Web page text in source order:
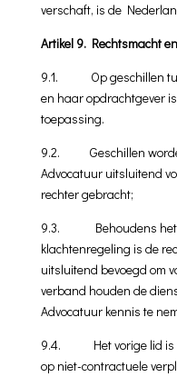
verschaft, is de
Artikel 9. Rechtsmacht
9.1. Op geschillen
en haar opdrachtgever
toepassing.
9.2. Geschillen
Advocatuur uitsluitend
rechter gebracht;
9.3. Behoudens
klachtenregeling is de
uitsluitend bevoegd om
verband houden de
Advocatuur kennis te
9.4. Het vorige lid is
op niet-contrac­tuele